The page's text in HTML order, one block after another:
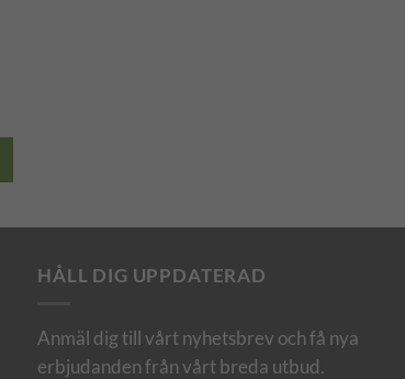
HÅLL DIG UPPDATERAD
Anmäl dig till vårt nyhetsbrev och få nya
erbjudanden från vårt breda utbud.